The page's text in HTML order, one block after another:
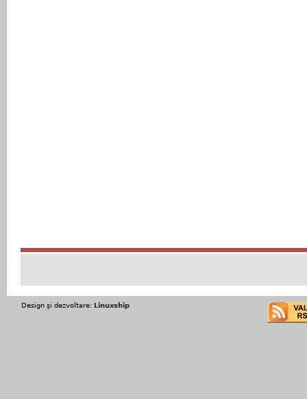
Design şi dezvoltare: Linuxship